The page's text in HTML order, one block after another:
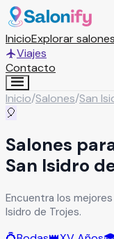
InicioExplorar salones
Viajes
Contacto
Inicio/Salones/San
🎈
Salones
San Isidro
Encuentra los
Isidro de Trojes.